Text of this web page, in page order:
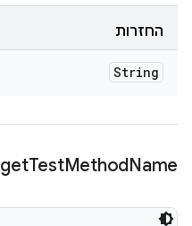
החזרות
String
getTestMethodName